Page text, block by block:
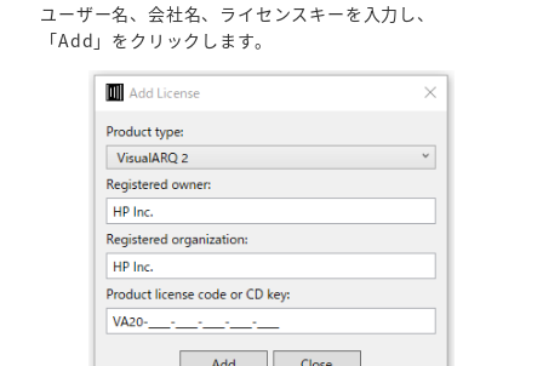
ユーザー名、会社名、ライセンスキーを入力し、
「Add」をクリックします。